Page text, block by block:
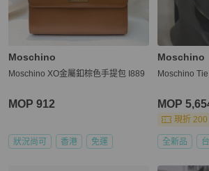
Moschino
Moschino XO金屬釦棕色手提包 I889
MOP 912
狀況尚可 香港 免運
Moschino
Moschino
MOP
現折 200
全新品